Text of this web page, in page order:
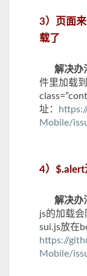
3）页面
载了
解决办
件里加载
址：
Mobile/
4）$.alert
解决办
js的加载
sui.js放在
https://
Mobile/